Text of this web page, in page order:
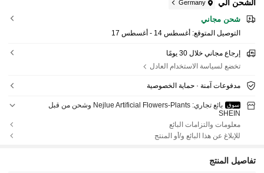
الشحن الي Germany
شحن مجاني
التوصيل المتوقع: أغسطس 14 - أغسطس 17
إرجاع مجاني خلال 30 يومًا
تخضع لسياسة الاستخدام العادل
مدفوعات آمنة · حماية الخصوصية
سوق
بائع تجاري: Nejlue Artificial Flowers-Plants وشحن من قبل
SHEIN
معلومات والتزامات البائع
للإبلاغ عن هذا البائع و/أو المنتج
تفاصيل المنتج